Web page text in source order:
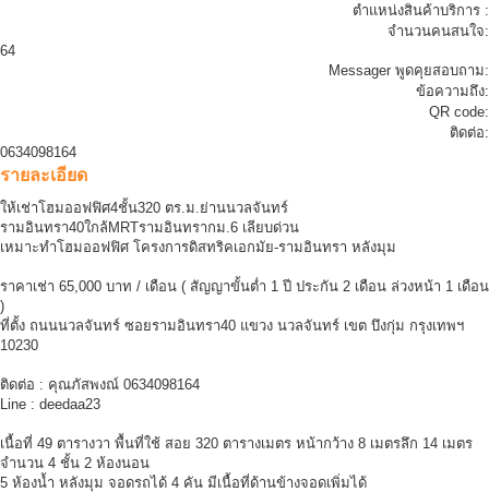
ตำแหน่งสินค้าบริการ :
จำนวนคนสนใจ:
64
Messager พูดคุยสอบถาม:
ข้อความถึง:
QR code:
ติดต่อ:
0634098164
รายละเอียด
ให้เช่าโฮมออฟฟิศ4ชั้น320 ตร.ม.ย่านนวลจันทร์
รามอินทรา40ใกล้MRTรามอินทรากม.6 เลียบด่วน
เหมาะทำโฮมออฟฟิศ โครงการดิสทริคเอกมัย-รามอินทรา หลังมุม
ราคาเช่า 65,000 บาท / เดือน ( สัญญาขั้นต่ำ 1 ปี ประกัน 2 เดือน ล่วงหน้า 1 เดือน
)
ที่ตั้ง ถนนนวลจันทร์ ซอยรามอินทรา40 แขวง นวลจันทร์ เขต บึงกุ่ม กรุงเทพฯ
10230
ติดต่อ : คุณภัสพงณ์ 0634098164
Line : deedaa23
เนื้อที่ 49 ตารางวา พื้นที่ใช้ สอย 320 ตารางเมตร หน้ากว้าง 8 เมตรลึก 14 เมตร
จำนวน 4 ชั้น 2 ห้องนอน
5 ห้องน้ำ หลังมุม จอดรถได้ 4 คัน มีเนื้อที่ด้านข้างจอดเพิ่มได้